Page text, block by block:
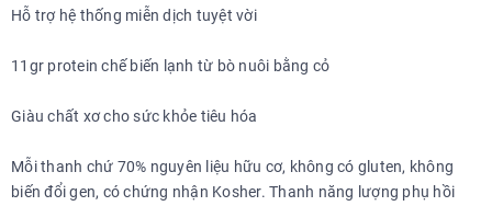
Hỗ trợ hệ thống miễn dịch tuyệt vời
11gr protein chế biến lạnh từ bò nuôi bằng cỏ
Giàu chất xơ cho sức khỏe tiêu hóa
Mỗi thanh chứ 70% nguyên liệu hữu cơ, không có gluten, không
biến đổi gen, có chứng nhận Kosher. Thanh năng lượng phụ hồi